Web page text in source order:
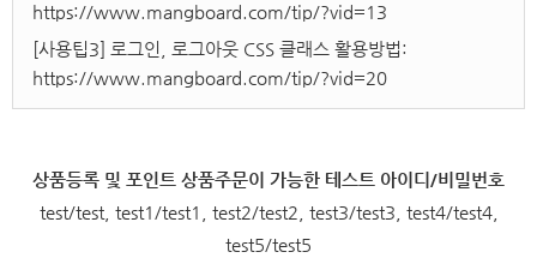
https://www.mangboard.com/tip/?vid=13
[사용팁3] 로그인, 로그아웃 CSS 클래스 활용방법:
https://www.mangboard.com/tip/?vid=20
상품등록 및 포인트 상품주문이 가능한 테스트 아이디/비밀번호
test/test, test1/test1, test2/test2, test3/test3, test4/test4,
test5/test5